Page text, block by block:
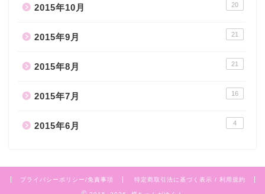
2015年10月 20
2015年9月 21
2015年8月 21
2015年7月 16
2015年6月 4
プライバシーポリシー/免責事項 特定商取引法に基づく表示 / 利用規約